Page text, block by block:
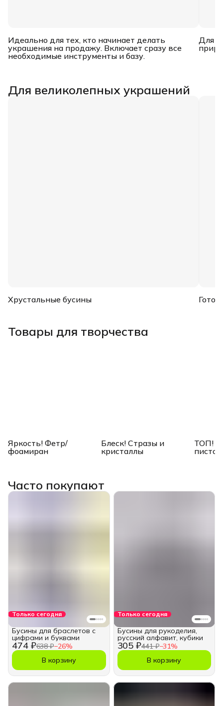
Идеально для тех, кто начинает делать
украшения на продажу. Включает сразу все
необходимые инструменты и базу.
Для
Для великолепных украшений
Хрустальные бусины
Товары для творчества
Яркость! Фетр/
фоамиран
Блеск! Стразы и
кристаллы
ТОП!
Часто покупают
Только сегодня
474 ₽638 ₽−26%
Бусины для браслетов с
цифрами и буквами
В корзину
Только сегодня
305 ₽441 ₽−31%
Бусины для рукоделия,
русский алфавит, кубики
В корзину